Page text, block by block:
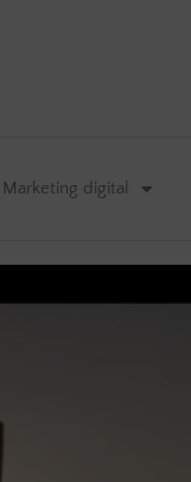
Marketing digital